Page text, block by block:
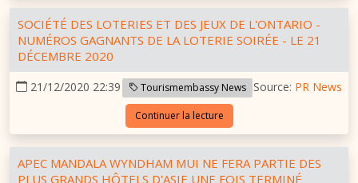
SOCIÉTÉ DES LOTERIES ET DES JEUX DE L'ONTARIO -
NUMÉROS GAGNANTS DE LA LOTERIE SOIRÉE - LE 21
DÉCEMBRE 2020
21/12/2020 22:39 Tourismembassy News Source: PR News
Continuer la lecture
APEC MANDALA WYNDHAM MUI NE FERA PARTIE DES
PLUS GRANDS HÔTELS D'ASIE UNE FOIS TERMINÉ